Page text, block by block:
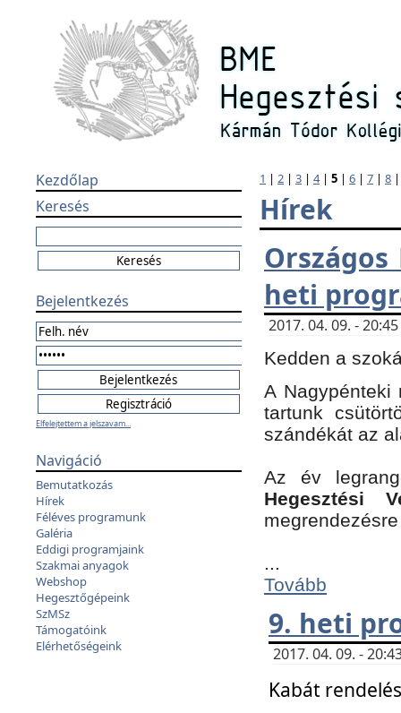
Kezdőlap
Keresés
Bejelentkezés
Elfelejtettem a jelszavam...
Navigáció
Bemutatkozás
Hírek
Féléves programunk
Galéria
Eddigi programjaink
Szakmai anyagok
Webshop
Hegesztőgépeink
SzMSz
Támogatóink
Elérhetőségeink
1 | 2 | 3 | 4| 5 | 6 | 7 | 8
Hírek
Országos
heti
2017. 04. 09. -
Kedden a
A Nagypénteki
tartunk
szándékát az
Az év
Hegesztési
...
Tovább
9. heti
2017. 04. 09. -
Kabát